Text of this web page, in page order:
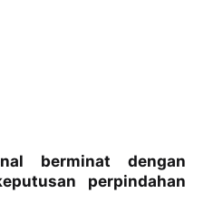
berminat dengan
perpindahan